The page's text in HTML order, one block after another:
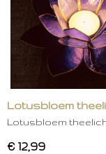
Lotusbloem
Lotusbloem
€ 12,99